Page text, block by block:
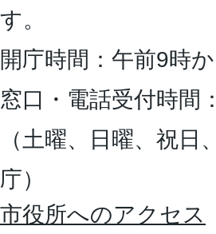
す。
開庁時間：午前9時
窓口・電話受付時間
（土曜、日曜、祝
庁）
市役所へのアクセス